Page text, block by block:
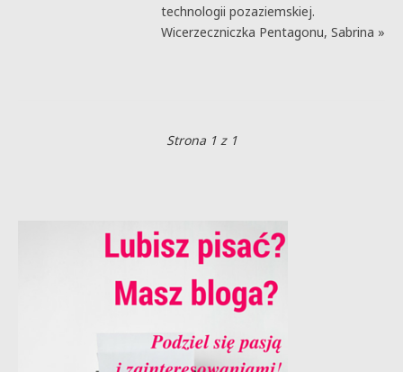
technologii pozaziemskiej.
Wicerzeczniczka Pentagonu, Sabrina »
Strona 1 z 1